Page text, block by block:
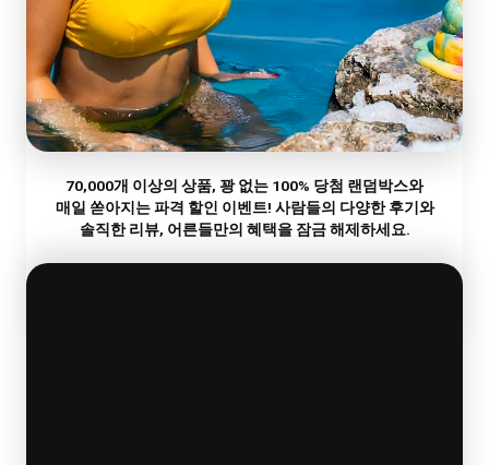
70,000개 이상의 상품, 꽝 없는 100% 당첨 랜덤박스와
매일 쏟아지는 파격 할인 이벤트! 사람들의 다양한 후기와
솔직한 리뷰, 어른들만의 혜택을 잠금 해제하세요.
는
100%
당
첨
&
성
인
바
나
나
몰
단
독
이
벤
트
바
나
나
몰
x